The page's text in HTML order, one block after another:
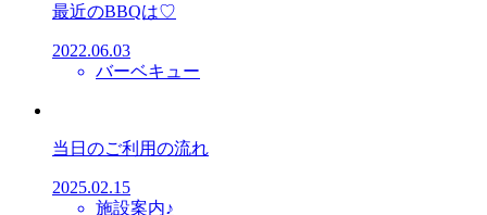
最近のBBQは♡
2022.06.03
バーベキュー
当日のご利用の流れ
2025.02.15
施設案内♪